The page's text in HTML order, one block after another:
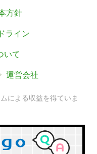
方針
ライン
いて
運営会社
による収益を得ていま